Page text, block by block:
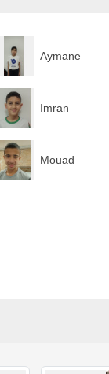
Aymane
Imran
Mouad